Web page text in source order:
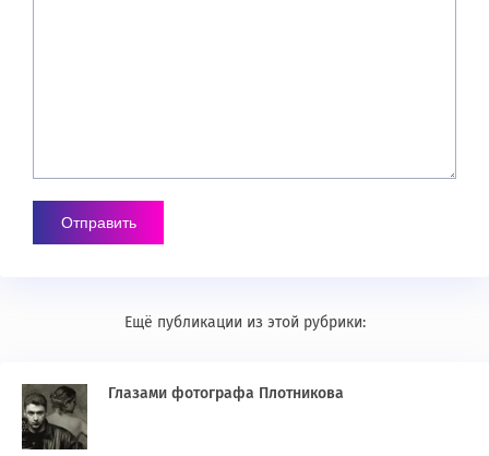
Ещё публикации из этой рубрики:
Глазами фотографа Плотникова